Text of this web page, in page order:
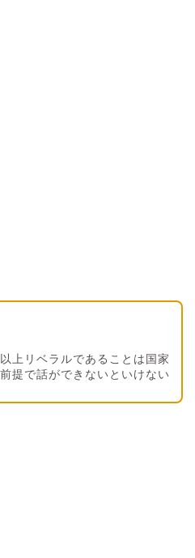
上リベラルであることは国家
提で話ができないといけない